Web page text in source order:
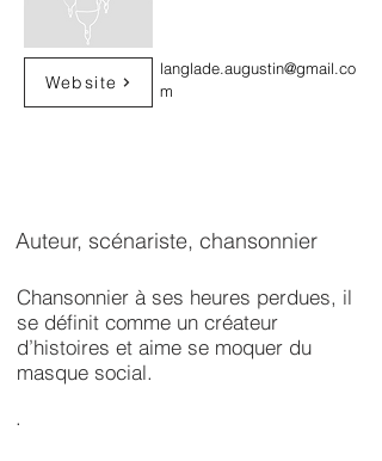
Website
langlade.augustin@gmail.co
m
Auteur, scénariste, chansonnier
Chansonnier à ses heures perdues, il
se définit comme un créateur
d’histoires et aime se moquer du
masque social.
.